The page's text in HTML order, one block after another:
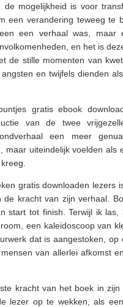
mogelijkheid is voor
een verandering teweeg te
een verhaal was, maar
en het is
de stille momenten van
en twijfels dienden
gratis ebook
van de twee
een meer
maar uiteindelijk voelden als
gratis downloaden lezers
kracht van zijn verhaal.
start tot finish. Terwijl ik
een kaleidoscoop van
dat is aangestoken,
van allerlei afkomst
kracht van het boek in
lezer op te wekken, als